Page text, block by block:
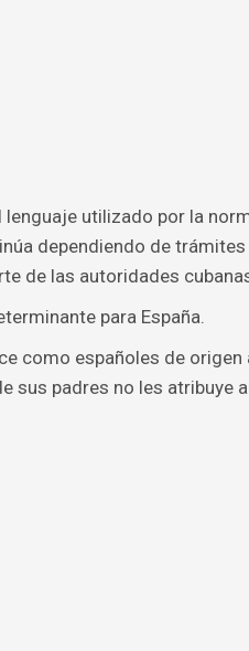
utilizado por la
dependiendo de
de las autoridades
para España.
como españoles de
sus padres no les